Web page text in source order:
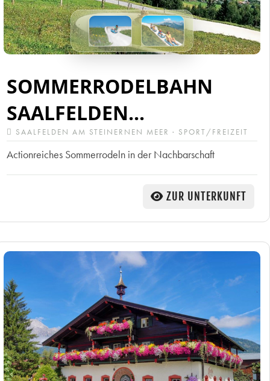
SOMMERRODELBAHN
SAALFELDEN...
SAALFELDEN AM STEINERNEN MEER · SPORT/FREIZEIT
Actionreiches Sommerrodeln in der Nachbarschaft
ZUR UNTERKUNFT